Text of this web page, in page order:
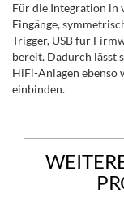
Für die Integration in
Eingänge,
Trigger, USB für
bereit. Dadurch lässt
HiFi-Anlagen ebenso
einbinden.